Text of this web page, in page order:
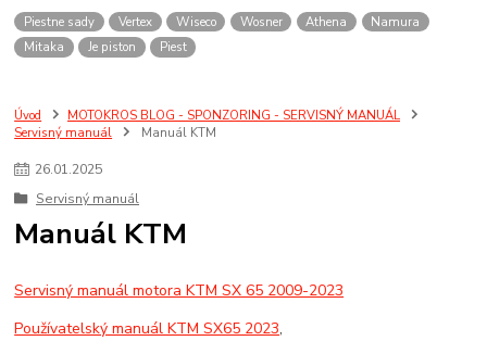
Piestne sady Vertex Wiseco Wosner Athena
Namura
Mitaka
Je piston Piest
Úvod
MOTOKROS BLOG - SPONZORING - SERVISNÝ MANUÁL
Servisný manuál
Manuál KTM
26.01.2025
Servisný manuál
Manuál KTM
Servisný manuál motora KTM SX 65 2009-2023
Používatelský manuál KTM SX65 2023,